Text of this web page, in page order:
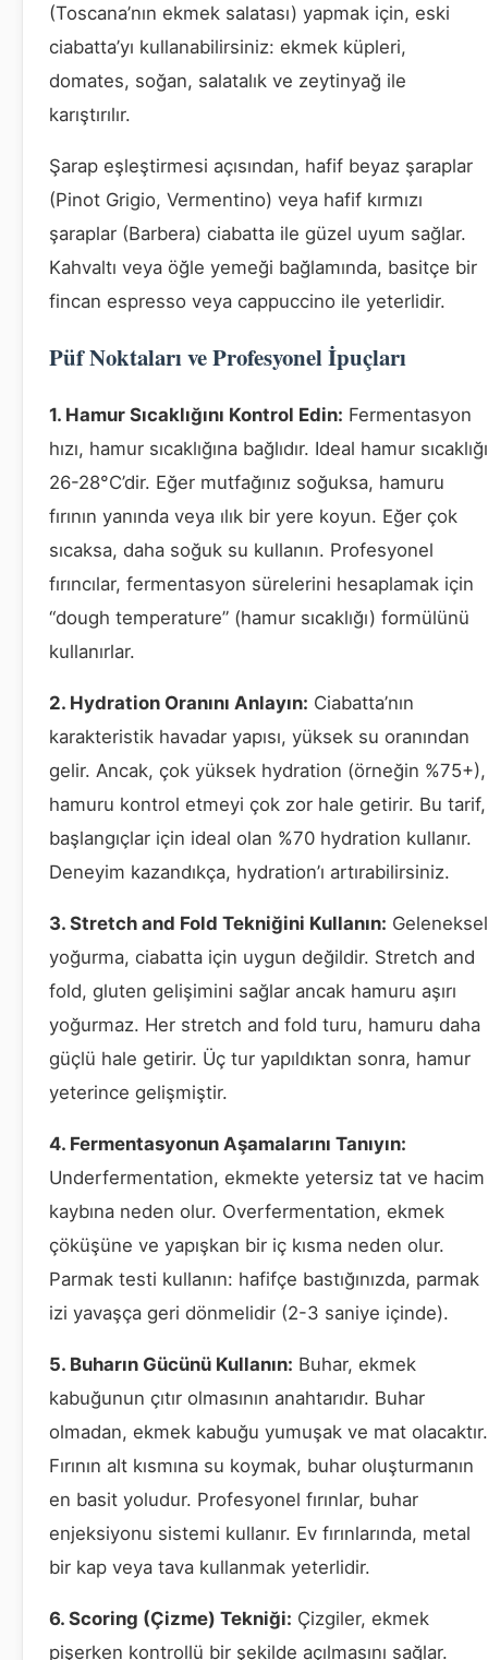
(Toscana’nın ekmek salatası) yapmak için, eski
ciabatta’yı kullanabilirsiniz: ekmek küpleri,
domates, soğan, salatalık ve zeytinyağ ile
karıştırılır.
Şarap eşleştirmesi açısından, hafif beyaz şaraplar
(Pinot Grigio, Vermentino) veya hafif kırmızı
şaraplar (Barbera) ciabatta ile güzel uyum sağlar.
Kahvaltı veya öğle yemeği bağlamında, basitçe bir
fincan espresso veya cappuccino ile yeterlidir.
Püf Noktaları ve Profesyonel İpuçları
1. Hamur Sıcaklığını Kontrol Edin: Fermentasyon
hızı, hamur sıcaklığına bağlıdır. Ideal hamur sıcaklığı
26-28°C’dir. Eğer mutfağınız soğuksa, hamuru
fırının yanında veya ılık bir yere koyun. Eğer çok
sıcaksa, daha soğuk su kullanın. Profesyonel
fırıncılar, fermentasyon sürelerini hesaplamak için
“dough temperature” (hamur sıcaklığı) formülünü
kullanırlar.
2. Hydration Oranını Anlayın: Ciabatta’nın
karakteristik havadar yapısı, yüksek su oranından
gelir. Ancak, çok yüksek hydration (örneğin %75+),
hamuru kontrol etmeyi çok zor hale getirir. Bu tarif,
başlangıçlar için ideal olan %70 hydration kullanır.
Deneyim kazandıkça, hydration’ı artırabilirsiniz.
3. Stretch and Fold Tekniğini Kullanın: Geleneksel
yoğurma, ciabatta için uygun değildir. Stretch and
fold, gluten gelişimini sağlar ancak hamuru aşırı
yoğurmaz. Her stretch and fold turu, hamuru daha
güçlü hale getirir. Üç tur yapıldıktan sonra, hamur
yeterince gelişmiştir.
4. Fermentasyonun Aşamalarını Tanıyın:
Underfermentation, ekmekte yetersiz tat ve hacim
kaybına neden olur. Overfermentation, ekmek
çöküşüne ve yapışkan bir iç kısma neden olur.
Parmak testi kullanın: hafifçe bastığınızda, parmak
izi yavaşça geri dönmelidir (2-3 saniye içinde).
5. Buharın Gücünü Kullanın: Buhar, ekmek
kabuğunun çıtır olmasının anahtarıdır. Buhar
olmadan, ekmek kabuğu yumuşak ve mat olacaktır.
Fırının alt kısmına su koymak, buhar oluşturmanın
en basit yoludur. Profesyonel fırınlar, buhar
enjeksiyonu sistemi kullanır. Ev fırınlarında, metal
bir kap veya tava kullanmak yeterlidir.
6. Scoring (Çizme) Tekniği: Çizgiler, ekmek
pişerken kontrollü bir şekilde açılmasını sağlar.